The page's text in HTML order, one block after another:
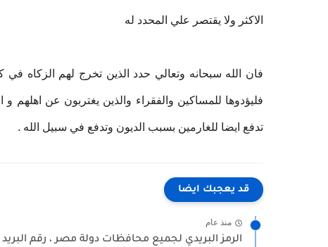
الاكثر ولا يقتصر علي المحدد له
فان الله سبحانه وتعالي حدد الذين تخرج لهم الزكاه
فليؤدوها للمساكين والفقراء والذين يغتربون عن اهلهم
تدفع ايضا للغارمين بسبب الديون وتدفع في سبيل الله .
قد يعجبك ايضا
منذ عام
الرمز البريدي لجميع محافظات دولة مصر ، رقم